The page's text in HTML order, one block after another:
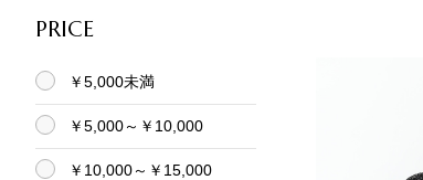
PRICE
￥5,000未満
￥5,000～￥10,000
￥10,000～￥15,000